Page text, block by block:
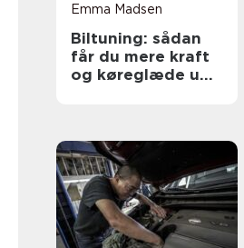
Emma Madsen
Biltuning: sådan
får du mere kraft
og køreglæde ud